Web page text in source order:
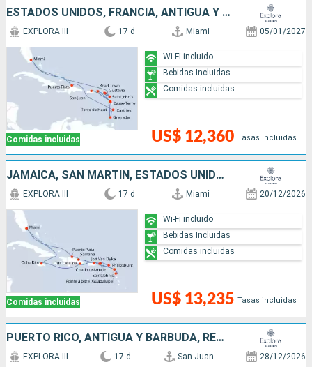
ESTADOS UNIDOS, FRANCIA, ANTIGUA Y BARBUDA, PUERTO RICO, SAN MARTÍN, GRENADA, SANTA LUCIA, REPÚBLICA DOMINICANA
Comidas incluidas
EXPLORA III 17 d Miami 05/01/2027
US$ 12,360 Tasas incluidas
Wi-Fi incluido
Bebidas Incluidas
Comidas incluidas
JAMAICA, SAN MARTÍN, ESTADOS UNIDOS, PUERTO RICO, ANTIGUA Y BARBUDA, REPÚBLICA DOMINICANA
Comidas incluidas
EXPLORA III 17 d Miami 20/12/2026
US$ 13,235 Tasas incluidas
Wi-Fi incluido
Bebidas Incluidas
Comidas incluidas
PUERTO RICO, ANTIGUA Y BARBUDA, REPÚBLICA DOMINICANA, ESTADOS UNIDOS, FRANCIA
EXPLORA III 17 d San Juan 28/12/2026